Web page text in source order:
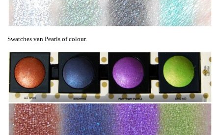
Swatches van Pearls of colour.